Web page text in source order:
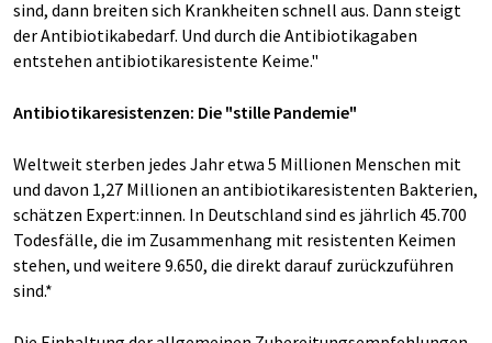
sind, dann breiten sich Krankheiten schnell aus. Dann steigt
der Antibiotikabedarf. Und durch die Antibiotikagaben
entstehen antibiotikaresistente Keime."
Antibiotikaresistenzen: Die "stille Pandemie"
Weltweit sterben jedes Jahr etwa 5 Millionen Menschen mit
und davon 1,27 Millionen an antibiotikaresistenten Bakterien,
schätzen Expert:innen. In Deutschland sind es jährlich 45.700
Todesfälle, die im Zusammenhang mit resistenten Keimen
stehen, und weitere 9.650, die direkt darauf zurückzuführen
sind.*